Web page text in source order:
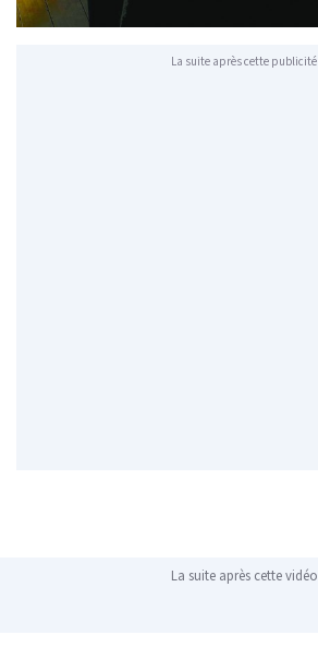
La suite après cette publicité
La suite après cette vidéo